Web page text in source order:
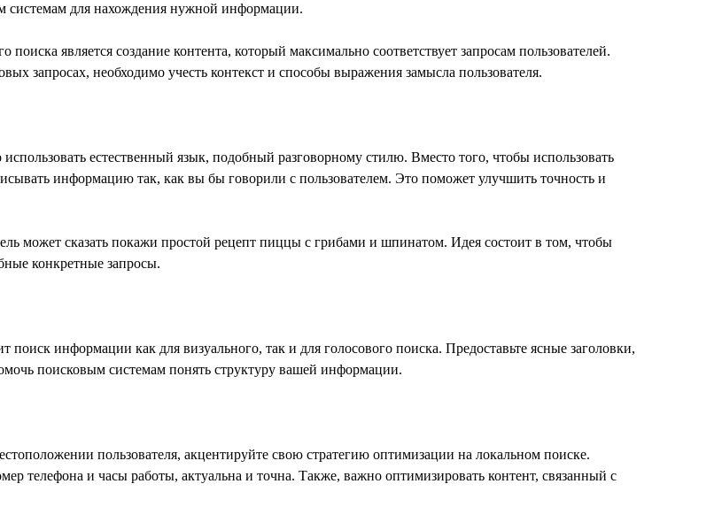
для нахождения нужной информации.
является создание контента, который максимально соответствует запросам пользователей.
запросах, необходимо учесть контекст и способы выражения замысла пользователя.
естественный язык, подобный разговорному стилю. Вместо того, чтобы использовать
информацию так, как вы бы говорили с пользователем. Это поможет улучшить точность и
может сказать покажи простой рецепт пиццы с грибами и шпинатом. Идея состоит в том, чтобы
конкретные запросы.
информации как для визуального, так и для голосового поиска. Предоставьте ясные заголовки,
поисковым системам понять структуру вашей информации.
пользователя, акцентируйте свою стратегию оптимизации на локальном поиске.
телефона и часы работы, актуальна и точна. Также, важно оптимизировать контент, связанный с